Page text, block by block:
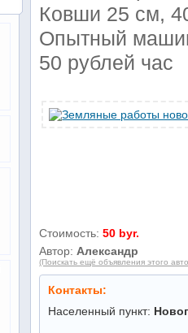
Ковши 25 см,
Опытный
50 рублей час
Стоимость:50 byr.
Автор: Александр
(Поискать ещё объявления этого
Контакты:
Населенный пункт: